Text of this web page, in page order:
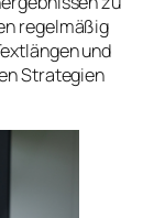
regelmäßig
und
Strategien